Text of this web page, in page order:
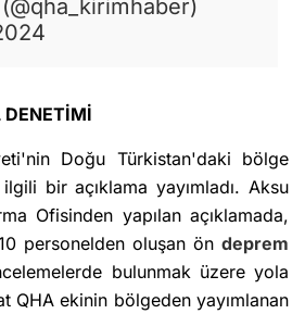
Doğu Türkistan'daki bölge
bir açıklama yayımladı. Aksu
Ofisinden yapılan açıklamada,
personelden oluşan ön deprem
bulunmak üzere yola
QHA ekinin bölgeden yayımlanan